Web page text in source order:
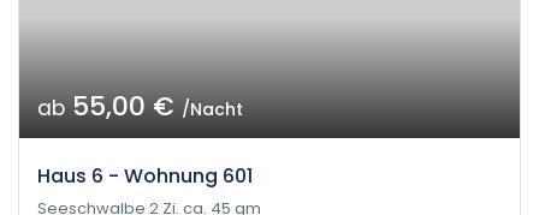
ab55,00 €/Nacht
Haus 6 - Wohnung 601
Seeschwalbe 2 Zi. ca. 45 qm